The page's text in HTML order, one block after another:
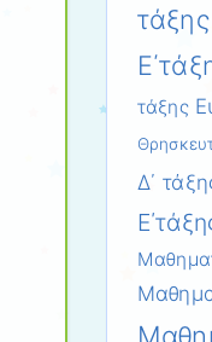
τάξης
τάξης
Δ΄